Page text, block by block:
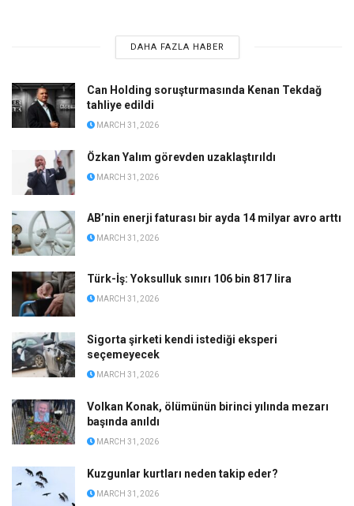
DAHA FAZLA HABER
Can Holding soruşturmasında Kenan Tekdağ
tahliye edildi
MARCH 31, 2026
Özkan Yalım görevden uzaklaştırıldı
MARCH 31, 2026
AB’nin enerji faturası bir ayda 14 milyar avro arttı
MARCH 31, 2026
Türk-İş: Yoksulluk sınırı 106 bin 817 lira
MARCH 31, 2026
Sigorta şirketi kendi istediği eksperi
seçemeyecek
MARCH 31, 2026
Volkan Konak, ölümünün birinci yılında mezarı
başında anıldı
MARCH 31, 2026
Kuzgunlar kurtları neden takip eder?
MARCH 31, 2026